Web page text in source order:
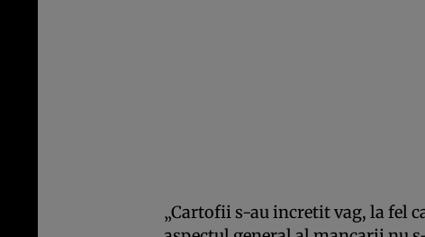
„Cartofii s-au incretit vag, la fel